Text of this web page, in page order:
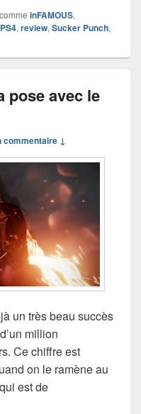
inFAMOUS,
PS4, review, Sucker Punch,
pose avec le
commentaire ↓
un très beau succès
million
Ce chiffre est
on le ramène au
est de
: prenez la pose avec le